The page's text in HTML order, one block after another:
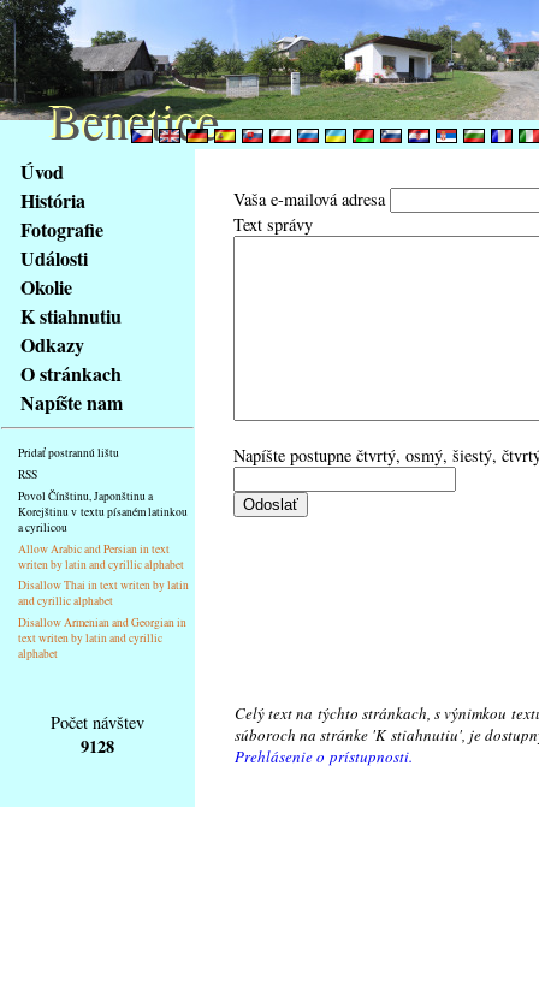
obsah
stránky
Klávesové
zkratky
tomto
webu
základní
Hlavní
strana
Úvod
História
Fotografie
Události
Okolie
K stiahnutiu
Odkazy
O stránkach
Napíšte nam
Pridať postrannú lištu
RSS
Povol Čínštinu, Japonštinu a
Korejštinu v textu písaném latinkou
a cyrilicou
Allow Arabic and Persian in text
writen by latin and cyrillic alphabet
Disallow Thai in text writen by latin
and cyrillic alphabet
Disallow Armenian and Georgian in
text writen by latin and cyrillic
alphabet
Vaša e-mailová adresa
Text správy
Napíšte postupne čtvrtý, osmý, šiestý,
Počet návštev
9128
Celý text na týchto stránkach, s výnimkou
súboroch na stránke 'K stiahnutiu', je
Prehlásenie o prístupnosti.
Benetice
Benetice